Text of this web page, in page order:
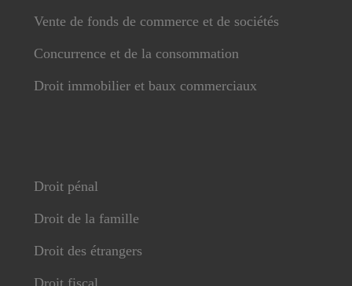
Vente de fonds de commerce et de sociétés
Concurrence et de la consommation
Droit immobilier et baux commerciaux
Droit pénal
Droit de la famille
Droit des étrangers
Droit fiscal